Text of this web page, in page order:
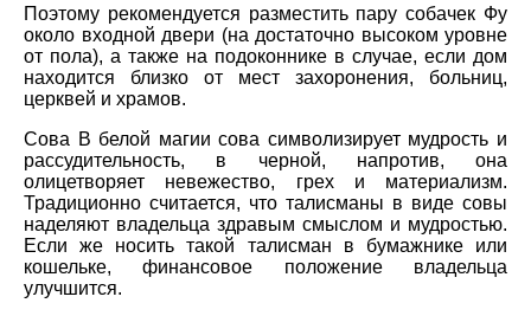
Поэтому рекомендуется разместить пару собачек Фу
около входной двери (на достаточно высоком уровне
от пола), а также на подоконнике в случае, если дом
находится близко от мест захоронения, больниц,
церквей и храмов.
Сова В белой магии сова символизирует мудрость и
рассудительность, в черной, напротив, она
олицетворяет невежество, грех и материализм.
Традиционно считается, что талисманы в виде совы
наделяют владельца здравым смыслом и мудростью.
Если же носить такой талисман в бумажнике или
кошельке, финансовое положение владельца
улучшится.